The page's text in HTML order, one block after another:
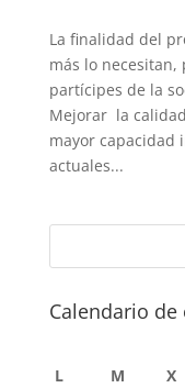
La finalidad del
más lo
partícipes de la
Mejorar la
mayor capacidad
actuales...
Calendario de
L M X